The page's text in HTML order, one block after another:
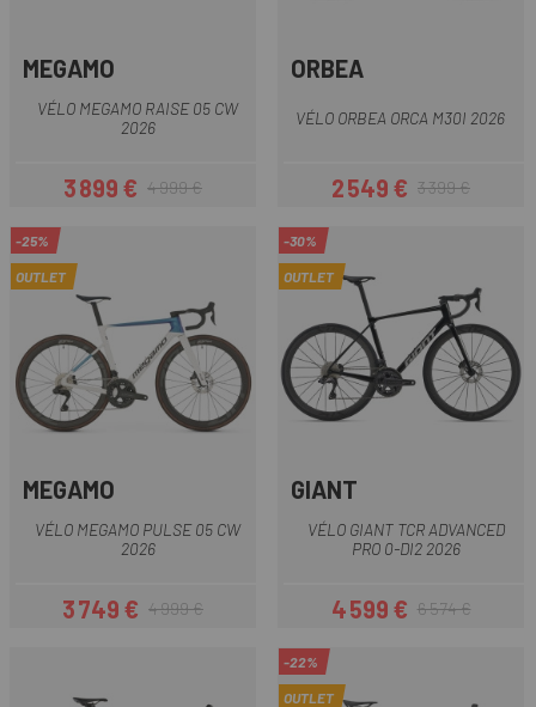
MEGAMO
VÉLO MEGAMO RAISE 05 CW
2026
Prix
3 899 €Prix habituel
4 999 €
ORBEA
VÉLO ORBEA ORCA M30I 2026
Prix
2 549 €Prix habituel
3 399 €
-25%
OUTLET
MEGAMO
VÉLO MEGAMO PULSE 05 CW
2026
Prix
3 749 €Prix habituel
4 999 €
-30%
OUTLET
GIANT
VÉLO GIANT TCR ADVANCED
PRO 0-DI2 2026
Prix
4 599 €Prix habituel
6 574 €
-22%
OUTLET